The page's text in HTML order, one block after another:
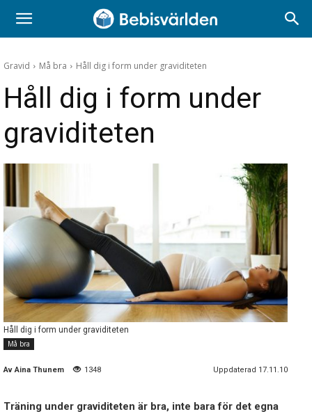
Gravid Må bra Håll dig i form under graviditeten
Håll dig i form under
graviditeten
Håll dig i form under graviditeten
Må bra
AvAina Thunem 1348 Uppdaterad 17.11.10
Träning under graviditeten är bra, inte bara för det egna